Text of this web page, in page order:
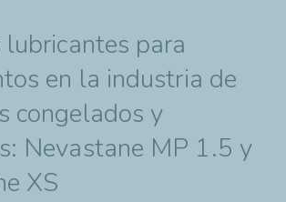
para
en la industria de
congelados y
Nevastane MP 1.5 y
XS